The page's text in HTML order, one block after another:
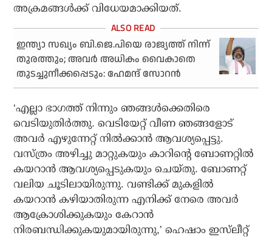
അക്രമങ്ങൾക്ക് വിധേയമാക്കിയത്.
ഇന്ത്യാ സഖ്യം ബി.ജെ.പിയെ രാജ്യത്ത് നിന്ന്
തുരത്തും; അവർ അധികം വൈകാതെ
തുടച്ചുനീക്കപ്പെടും: ഹേമന്ദ് സോറൻ
‘എല്ലാ ഭാഗത്ത് നിന്നും ഞങ്ങൾക്കെതിരെ
വെടിയുതിർത്തു. വെടിയേറ്റ് വീണ ഞങ്ങളോട്
അവർ എഴുന്നേറ്റ് നിൽക്കാൻ ആവശ്യപ്പെട്ടു.
വസ്ത്രം അഴിച്ചു മാറ്റുകയും കാറിന്റെ ബോണറ്റിൽ
കയറാൻ ആവശ്യപ്പെടുകയും ചെയ്തു. ബോണറ്റ്
വലിയ ചൂടിലായിരുന്നു. വണ്ടിക്ക് മുകളിൽ
കയറാൻ കഴിയാതിരുന്ന എനിക്ക് നേരെ അവർ
ആക്രോശിക്കുകയും കേറാൻ
നിരബന്ധിക്കുകയുമായിരുന്നു,’ ഹെഷാം ഇസ്‌ലീറ്റ്